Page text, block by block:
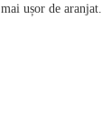
ușor de aranjat.